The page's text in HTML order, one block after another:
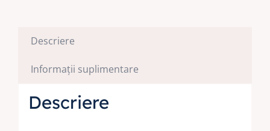
Descriere
Informații suplimentare
Descriere